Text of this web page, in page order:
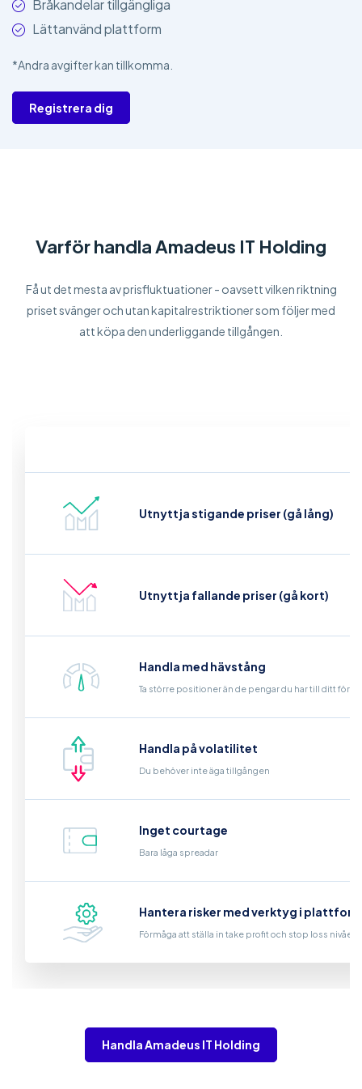
Bråkandelar tillgängliga
Lättanvänd plattform
*Andra avgifter kan tillkomma.
Registrera dig
Varför handla Amadeus IT Holding
Få ut det mesta av prisfluktuationer - oavsett vilken riktning
priset svänger och utan kapitalrestriktioner som följer med
att köpa den underliggande tillgången.
Utnyttja stigande priser (gå lång)
Utnyttja fallande priser (gå kort)
Handla med hävstång
Ta större positioner än de pengar du har till ditt
Handla på volatilitet
Du behöver inte äga tillgången
Inget courtage
Bara låga spreadar
Hantera risker med verktyg i
Förmåga att ställa in take profit och stop loss nivåer
Handla Amadeus IT Holding